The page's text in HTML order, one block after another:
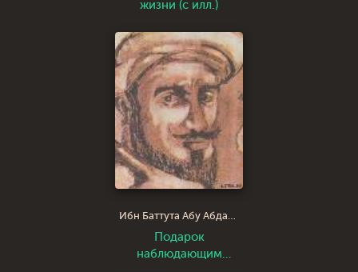
жизни (с илл.)
Ибн Баттута Абу Абдаллах Мухаммед
Подарок
наблюдающим